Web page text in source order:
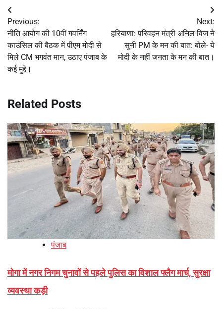
Post
navigation
Previous:
नीति आयोग की 10वीं गवर्निंग
काउंसिल की बैठक में पीएम मोदी से
मिले CM भगवंत मान, उठाए पंजाब के
कई मुद्दे।
Next:
हरियाणा: परिवहन मंत्री अनिल विज ने
सुनी PM के मन की बात: बोले- ये
मोदी के नहीं जनता के मन की बात।
Related Posts
पंजाब
मोगा में नगर निगम चुनावों से पहले पुलिस का विशाल फ्लैग मार्च, सुरक्षा
व्यवस्था कड़ी